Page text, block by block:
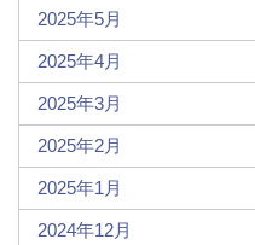
2025年5月
2025年4月
2025年3月
2025年2月
2025年1月
2024年12月